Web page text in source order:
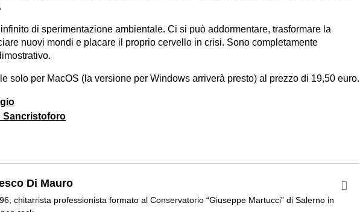
di sperimentazione ambientale. Ci si può addormentare, trasformare la
nuovi mondi e placare il proprio cervello in crisi. Sono completamente
solo per MacOS (la versione per Windows arriverà presto) al prezzo di 19,50 euro.
Sancristoforo
Di Mauro
chitarrista professionista formato al Conservatorio “Giuseppe Martucci” di Salerno in